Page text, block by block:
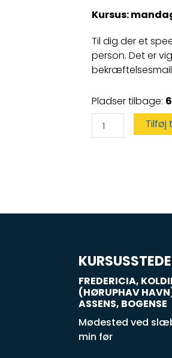
Kursus:
Til dig der et
person. Det er
Pladser tilbage: 6
Vandscootercertifikat
kun
den
prøve Tilføj
FREDERICIA,
(HØRUPHAV
ASSENS, BOGENSE
Mødested ved
min før